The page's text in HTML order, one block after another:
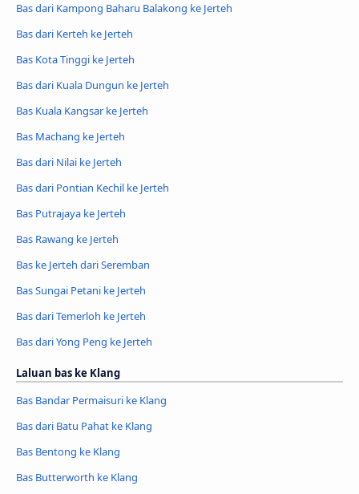
Bas dari Kampong Baharu Balakong ke Jerteh
Bas dari Kerteh ke Jerteh
Bas Kota Tinggi ke Jerteh
Bas dari Kuala Dungun ke Jerteh
Bas Kuala Kangsar ke Jerteh
Bas Machang ke Jerteh
Bas dari Nilai ke Jerteh
Bas dari Pontian Kechil ke Jerteh
Bas Putrajaya ke Jerteh
Bas Rawang ke Jerteh
Bas ke Jerteh dari Seremban
Bas Sungai Petani ke Jerteh
Bas dari Temerloh ke Jerteh
Bas dari Yong Peng ke Jerteh
Laluan bas ke Klang
Bas Bandar Permaisuri ke Klang
Bas dari Batu Pahat ke Klang
Bas Bentong ke Klang
Bas Butterworth ke Klang